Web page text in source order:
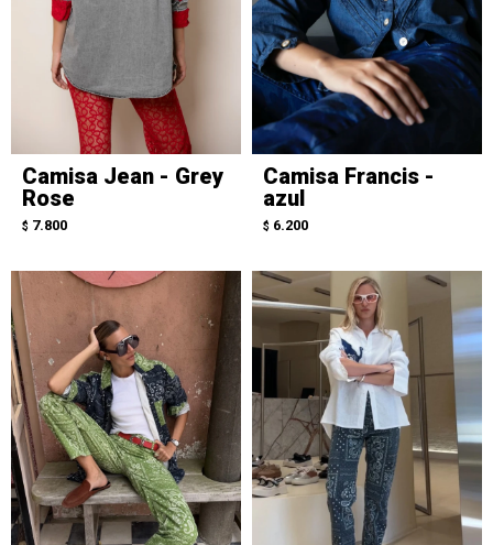
Camisa Jean - Grey
Rose
$ 7.800
Camisa Francis -
azul
$ 6.200